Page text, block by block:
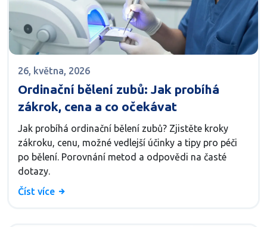
26, května, 2026
Ordinační bělení zubů: Jak probíhá
zákrok, cena a co očekávat
Jak probíhá ordinační bělení zubů? Zjistěte kroky
zákroku, cenu, možné vedlejší účinky a tipy pro péči
po bělení. Porovnání metod a odpovědi na časté
dotazy.
Číst více